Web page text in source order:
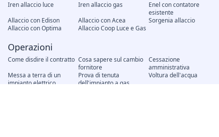
Iren allaccio luce Iren allaccio gas
Enel con contatore
esistente
Allaccio con Edison
Allaccio con Acea
Sorgenia allaccio
Allaccio con Optima
Allaccio Coop Luce e Gas
Operazioni
Come disdire il contratto Cosa sapere sul cambio
fornitore
Cessazione
amministrativa
Messa a terra di un
impianto elettrico
Prova di tenuta
dell'impianto a gas
Voltura dell'acqua